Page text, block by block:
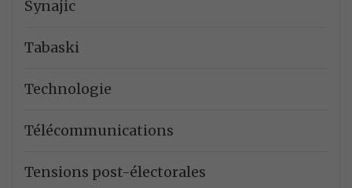
Synajic
Tabaski
Technologie
Télécommunications
Tensions post-électorales